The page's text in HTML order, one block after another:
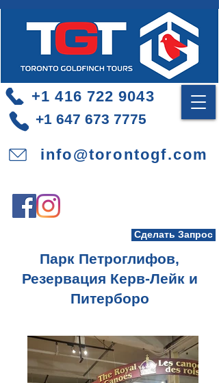
Сделать Запрос
+1 416 722 9043
info@torontogf.com
+1 647 673 7775
Парк Петроглифов,
Резервация Керв-Лейк и
Питерборо